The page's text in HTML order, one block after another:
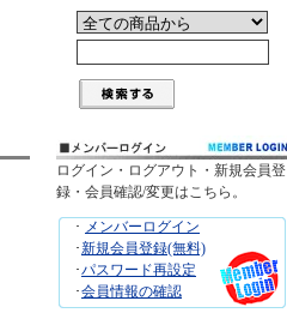
ログイン・ログアウト・新規会員登
録・会員確認/変更はこちら。
･ メンバーログイン
･新規会員登録(無料)
･パスワード再設定
･会員情報の確認